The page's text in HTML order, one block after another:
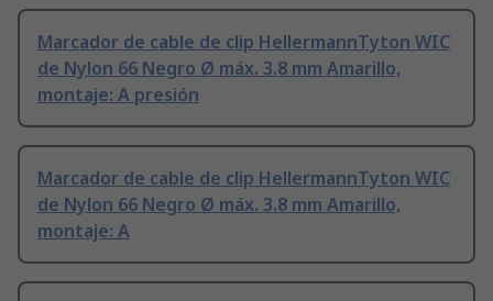
Marcador de cable de clip HellermannTyton WIC
de Nylon 66 Negro Ø máx. 3.8 mm Amarillo,
montaje: A presión
Marcador de cable de clip HellermannTyton WIC
de Nylon 66 Negro Ø máx. 3.8 mm Amarillo,
montaje: A